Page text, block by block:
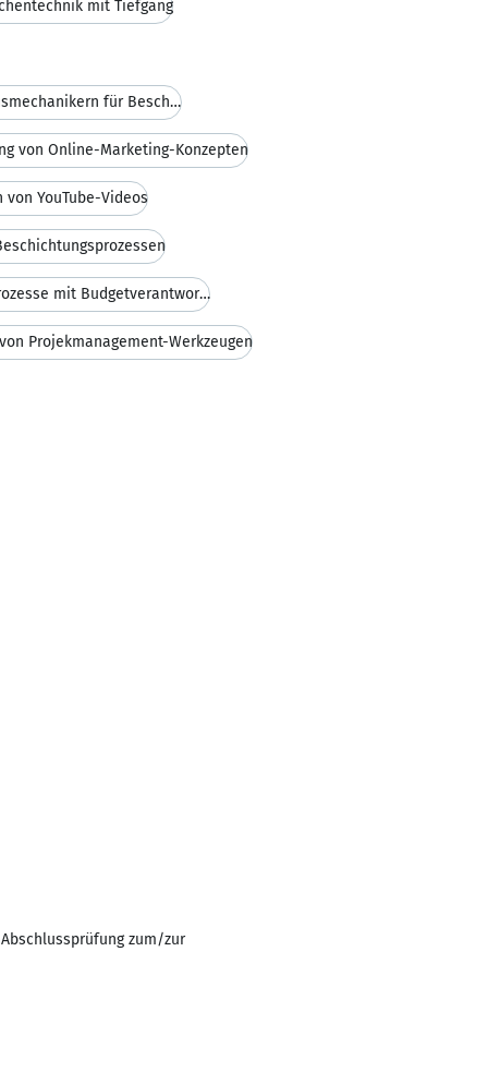
mit Tiefgang
Ausbildung von Verfahrensmechanikern für Beschicht
von Online-Marketing-Konzepten
von YouTube-Videos
Führung komplexer Prozesse mit Budgetverantwortung
Projekmanagement-Werkzeugen
zum/zur